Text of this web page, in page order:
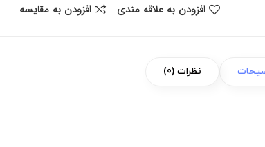
افزودن به علاقه مندی افزودن به مقایسه
نظرات (0)